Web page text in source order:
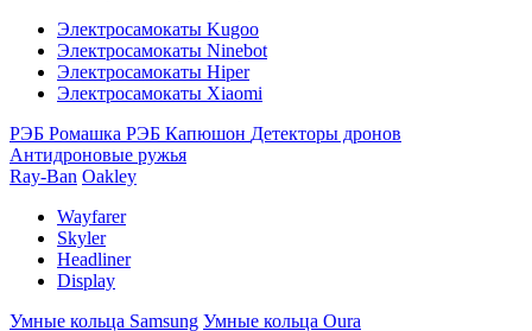
Электросамокаты Kugoo
Электросамокаты Ninebot
Электросамокаты Hiper
Электросамокаты Xiaomi
РЭБ Ромашка РЭБ Капюшон Детекторы дронов
Антидроновые ружья
Ray-Ban Oakley
Wayfarer
Skyler
Headliner
Display
Умные кольца Samsung Умные кольца Oura